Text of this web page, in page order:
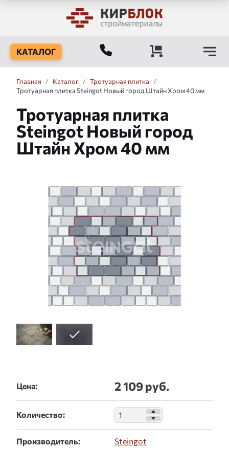
КАТАЛОГ
Главная / Каталог / Тротуарная плитка
/
Тротуарная плитка Steingot Новый город Штайн Хром 40 мм
Тротуарная плитка
Steingot Новый город
Штайн Хром 40 мм
Цена: 2 109 руб.
Количество:
Производитель: Steingot